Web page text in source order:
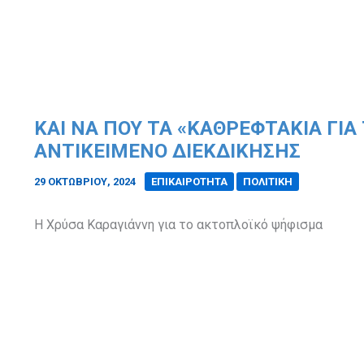
ΚΑΙ ΝΑ ΠΟΥ ΤΑ «ΚΑΘΡΕΦΤΆΚΙΑ ΓΙΑ
ΑΝΤΙΚΕΊΜΕΝΟ ΔΙΕΚΔΊΚΗΣΗΣ
29 ΟΚΤΩΒΡΊΟΥ, 2024 ΕΠΙΚΑΙΡΟΤΗΤΑ ΠΟΛΙΤΙΚΗ
Η Χρύσα Καραγιάννη για το ακτοπλοϊκό ψήφισμα